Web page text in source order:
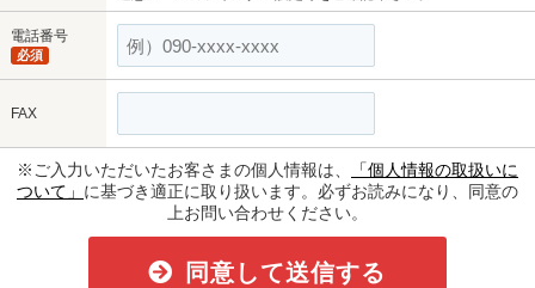
電話番号
必須
FAX
※ご入力いただいたお客さまの個人情報は、
「個人情報の取扱いに
ついて」 に基づき適正に取り扱います。必ずお読みになり、同意の
上お問い合わせください。
同意して送信する